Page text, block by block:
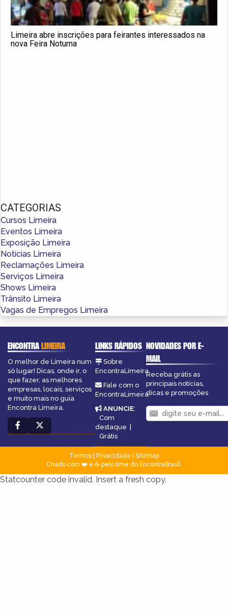
Limeira abre inscrições para feirantes interessados na
nova Feira Noturna
CATEGORIAS
Cursos Limeira
Eventos Limeira
Exposição Limeira
Notícias Limeira
Reclamações Limeira
Serviços Limeira
Shows Limeira
Trânsito Limeira
Vagas de Empregos Limeira
ENCONTRALIMEIRA
O melhor de Limeira num
só lugar! Dicas, onde ir, o
que fazer, as melhores
empresas, locais, serviços
e muito mais no guia
Encontra Limeira.
LINKS RÁPIDOS
Sobre
EncontraLimeira
Fale com o
EncontraLimeira
ANUNCIE:
Com
destaque
Grátis
NOVIDADES POR E-
MAIL
Receba grátis as
principais notícias,
dicas e promoções
Termos| Privacidade
Sitemap
Criado com ❤️ e ☕ pelo time do EncontraBrasil
Statcounter code invalid. Insert a fresh copy.